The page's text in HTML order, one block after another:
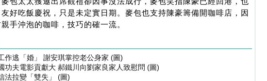
好吃飯慶祝，只是未定實日期。麥包也支持陳豪籌備開咖啡店，因
手沖泡的咖啡，技巧的確一流。
作逃「婚」 謝安琪掌控老公身家 (圖)
功夫電影貢獻大 郝鐵川向劉家良家人致慰問 (圖)
法拉變「雙失」 (圖)